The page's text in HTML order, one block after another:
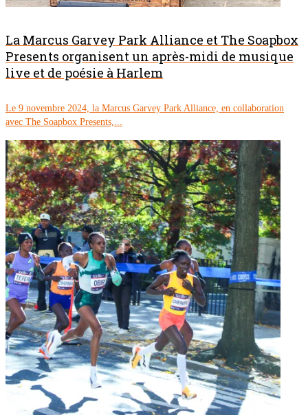
La Marcus Garvey Park Alliance et The Soapbox
Presents organisent un après-midi de musique
live et de poésie à Harlem
Le 9 novembre 2024, la Marcus Garvey Park Alliance, en collaboration
avec The Soapbox Presents,...